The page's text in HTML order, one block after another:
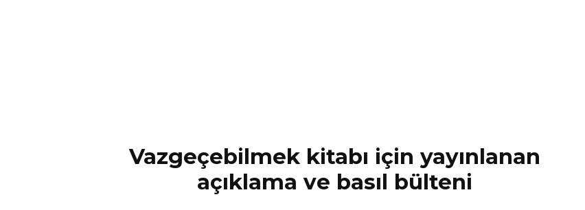
Vazgeçebilmek kitabı için yayınlanan
açıklama ve basıl bülteni